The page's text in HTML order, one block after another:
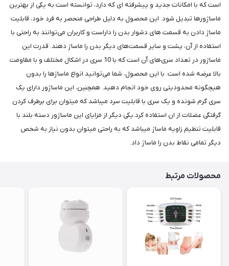
است که با امکانات جدید و پیشرفته ای که دارد، توانسته است به یکی از بهترین
ماساژورها تبدیل شود. این محصول به دلیل طراحی منحصر به فرد خود، قابلیت
ماساژ دادن به قسمت های دشوار بدن را داراست و کاربران می‌توانند به راحتی با
استفاده از آن، پشت و سایر قسمت‌های دیگر بدن را ماساژ دهند. قدرت این
ماساژور در تعداد سری‌های آن است که با 10 سری در اشکال مختلف و با مقاومت
بالا عرضه شده است. با این محصول، شما می‌توانید انواع ماساژ‌ها را بدون
هیچگونه محدودیتی روی خود انجام دهید. همچنین، این ماساژور دارای یک
سری گرم شونده و یک سری با قابلیت سرد میباشد که میتوان برای برطرف کردن
گرفتگی عضلات از ان استفاده کرد.یکی دیگر از مزایای این ماساژور دسته بلند با
قابلیت تنظیم زاویه ماساژ میباشد که به راحتی میتوان بدون نیاز به شخص
دیگر تمامی نقاط بدن را ماساژ داد.
محصولات مرتبط